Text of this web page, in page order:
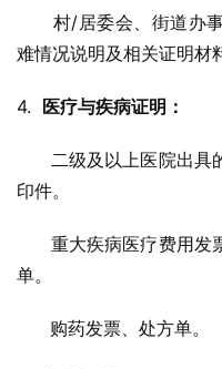
难情况说明及相关证明材
4. 医疗与疾病证明：
印件。
单。
      购药发票、处方单。